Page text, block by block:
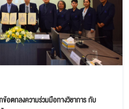
อตกลงความร่วมมือทางวิชาการ กับ